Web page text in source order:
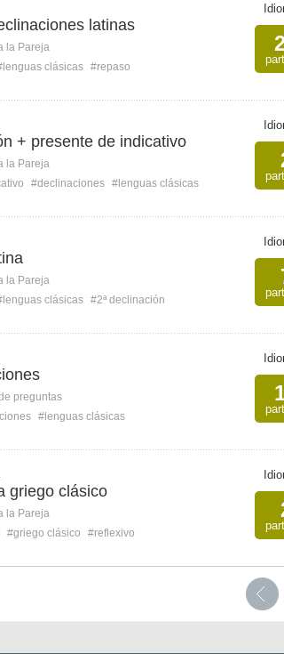
latinas
la Pareja
clásicas #repaso
+ presente de indicativo
la Pareja
#declinaciones #lenguas clásicas
la Pareja
clásicas #2ª declinación
preguntas
#lenguas clásicas
griego clásico
la Pareja
#griego clásico
#reflexivo